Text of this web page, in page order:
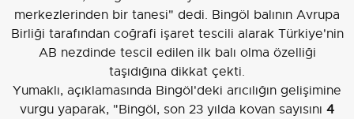
merkezlerinden bir tanesi" dedi. Bingöl balının Avrupa
Birliği tarafından coğrafi işaret tescili alarak Türkiye'nin
AB nezdinde tescil edilen ilk balı olma özelliği
taşıdığına dikkat çekti.
Yumaklı, açıklamasında Bingöl'deki arıcılığın gelişimine
vurgu yaparak, "Bingöl, son 23 yılda kovan sayısını 4